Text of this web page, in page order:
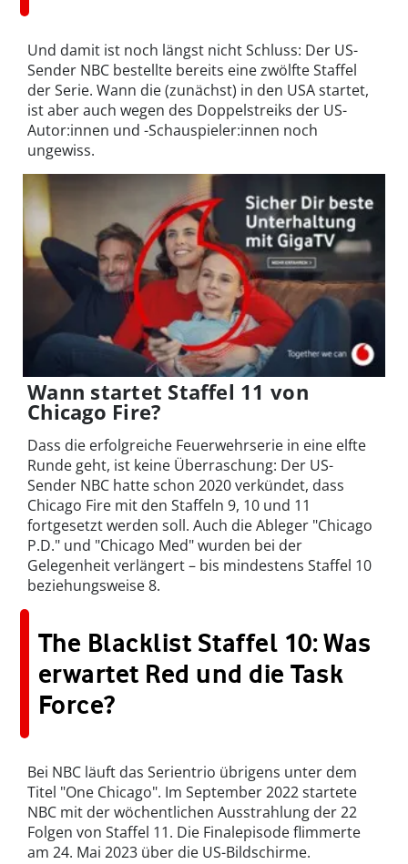
Und damit ist noch längst nicht Schluss: Der US-
Sender NBC bestellte bereits eine zwölfte Staffel
der Serie. Wann die (zunächst) in den USA startet,
ist aber auch wegen des Doppelstreiks der US-
Autor:innen und -Schauspieler:innen noch
ungewiss.
Wann startet Staffel 11 von
Chicago Fire?
Dass die erfolgreiche Feuerwehrserie in eine elfte
Runde geht, ist keine Überraschung: Der US-
Sender NBC hatte schon 2020 verkündet, dass
Chicago Fire mit den Staffeln 9, 10 und 11
fortgesetzt werden soll. Auch die Ableger "Chicago
P.D." und "Chicago Med" wurden bei der
Gelegenheit verlängert – bis mindestens Staffel 10
beziehungsweise 8.
The Blacklist Staffel 10: Was
erwartet Red und die Task
Force?
Bei NBC läuft das Serientrio übrigens unter dem
Titel "One Chicago". Im September 2022 startete
NBC mit der wöchentlichen Ausstrahlung der 22
Folgen von Staffel 11. Die Finalepisode flimmerte
am 24. Mai 2023 über die US-Bildschirme.